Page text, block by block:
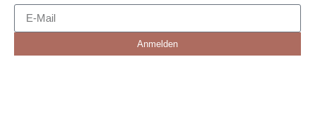
Anmelden